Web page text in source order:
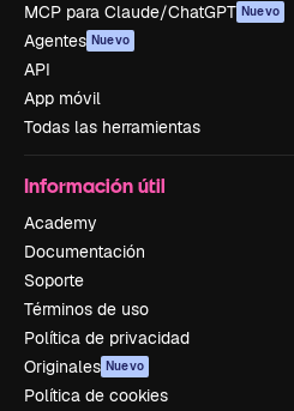
MCP para Claude/ChatGPT Nuevo
Agentes Nuevo
API
App móvil
Todas las herramientas
Información útil
Academy
Documentación
Soporte
Términos de uso
Política de privacidad
Originales Nuevo
Política de cookies